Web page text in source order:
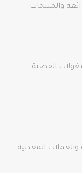
والمنتجات
الفضية
المعدنية